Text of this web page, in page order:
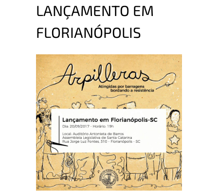
LANÇAMENTO EM
FLORIANÓPOLIS